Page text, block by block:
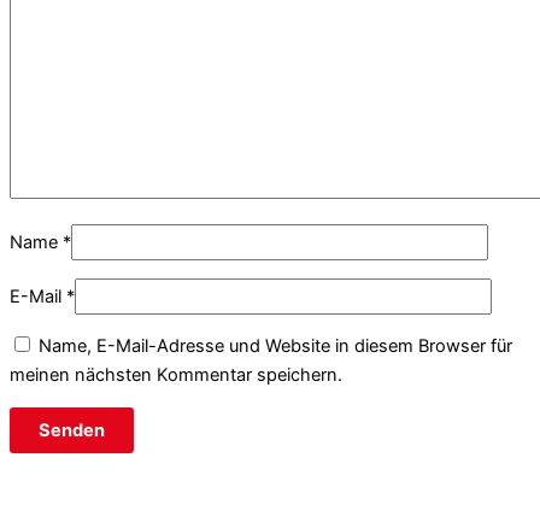
Name *
E-Mail *
Name, E-Mail-Adresse und Website in diesem Browser für
meinen nächsten Kommentar speichern.